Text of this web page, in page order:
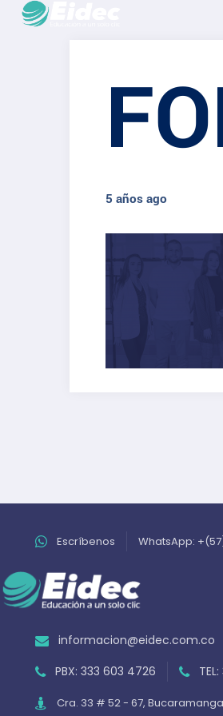
5 años ago
Escríbenos WhatsApp:
informacion@eidec.com.co
PBX: 333 603 4726
Cra. 33 # 52 - 67,